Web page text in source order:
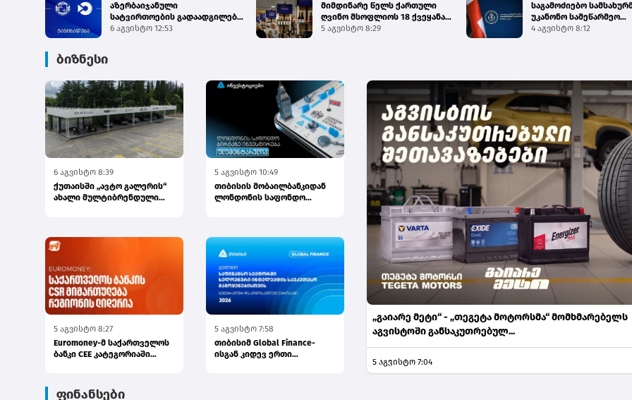
აზერბაიჯანული
სატვირთოების გადაადგილება
საბაჟო გამშვებ პუნქტებზე
6 აგვისტო 12:53
მიმდინარე წელს ქართული
ღვინო მსოფლიოს 18 ქვეყანაში
გამართულ 140-მდე ღო...
5 აგვისტო 8:29
საგამოძიებო
უკანონო სამეწარმეო
საქმიანობისა და
4 აგვისტო 8:12
ბიზნესი
6 აგვისტო 8:39
ქუთაისში „ავტო გალერის“
ახალი მულტიბრენდული
5 აგვისტო 10:49
თიბისის მობაილბანკიდან
ლონდონის საფონდო
5 აგვისტო 8:27
Euromoney-მ საქართველოს
ბანკი CEE კატეგორიაში
5 აგვისტო 7:58
თიბისიმ Global Finance-
ისგან კიდევ ერთი
„გაიარე მეტი“ - „თეგეტა მოტორსმა“ მომხმარებელს
აგვისტოში განსაკუთრებულ...
5 აგვისტო 7:04
ფინანსები